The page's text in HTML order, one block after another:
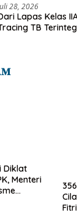
28, 2026
Lapas Kelas
TB
Diklat
Menteri